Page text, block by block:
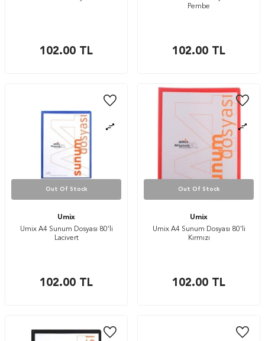
102.00 TL
Pembe
102.00 TL
Out Of Stock
Umix
Umix A4 Sunum Dosyası 80’li
Lacivert
102.00 TL
Out Of Stock
Umix
Umix A4 Sunum Dosyası 80’li
Kırmızı
102.00 TL